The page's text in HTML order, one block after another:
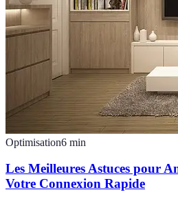
Optimisation6 min
Les Meilleures Astuces pour
Votre Connexion Rapide